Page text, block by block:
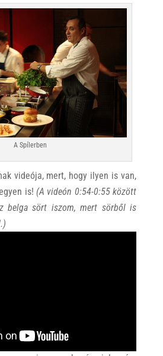
A Spílerben
videója, mert, hogy ilyen is van,
is! (A videón 0:54-0:55 között
belga sört iszom, mert sörből is